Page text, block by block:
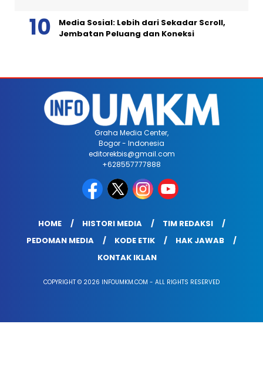
Media Sosial: Lebih dari Sekadar Scroll,
Jembatan Peluang dan Koneksi
Graha Media Center,
Bogor - Indonesia
editorekbis@gmail.com
+628557777888
HOME HISTORI MEDIA
TIM REDAKSI
PEDOMAN MEDIA
KODE ETIK
HAK JAWAB
KONTAK IKLAN
COPYRIGHT © 2026 INFOUMKM.COM - ALL RIGHTS RESERVED